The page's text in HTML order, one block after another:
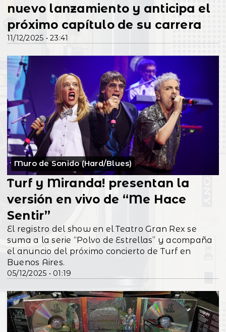
11/12/2025 • 23:41
nuevo lanzamiento y anticipa el
próximo capítulo de su carrera
Muro de Sonido (Hard/Blues)
05/12/2025 • 01:19
Turf y Miranda! presentan la
versión en vivo de “Me Hace
Sentir”
El registro del show en el Teatro Gran Rex se
suma a la serie “Polvo de Estrellas” y acompaña
el anuncio del próximo concierto de Turf en
Buenos Aires.